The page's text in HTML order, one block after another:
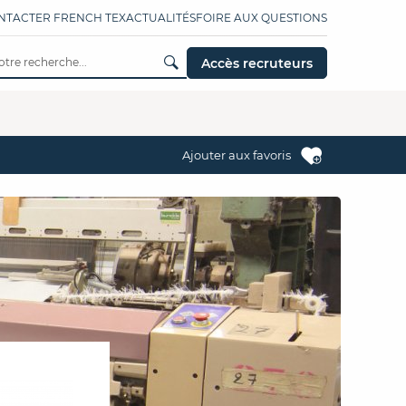
FRENCH TEXACTUALITÉSFOIRE AUX QUESTIONS
Accès recruteurs
Ajouter aux favoris